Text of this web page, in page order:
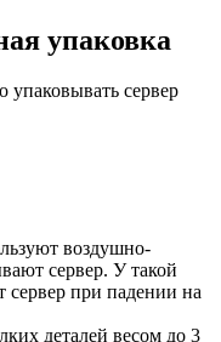
упаковка
упаковывать сервер
воздушно-
сервер. У такой
сервер при падении на
деталей весом до 3